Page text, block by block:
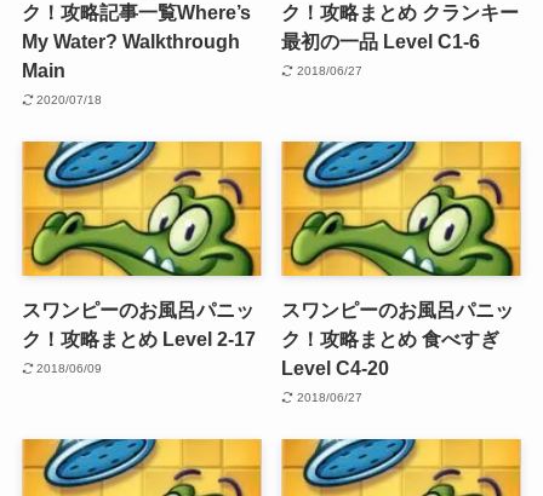
ク！攻略記事一覧Where’s
My Water? Walkthrough
Main
2020/07/18
ク！攻略まとめ クランキー
最初の一品 Level C1-6
2018/06/27
スワンピーのお風呂パニッ
ク！攻略まとめ Level 2-17
2018/06/09
スワンピーのお風呂パニッ
ク！攻略まとめ 食べすぎ
Level C4-20
2018/06/27